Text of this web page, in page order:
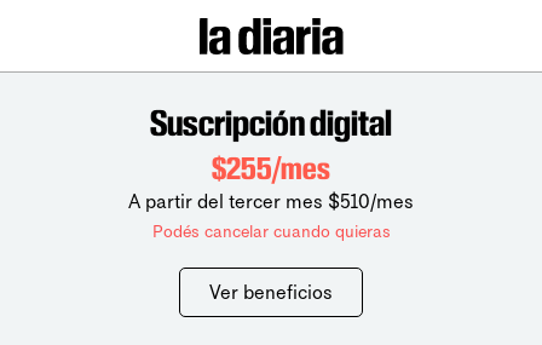
Suscripción digital
$255/mes
A partir del tercer mes $510/mes
Podés cancelar cuando quieras
Ver beneficios